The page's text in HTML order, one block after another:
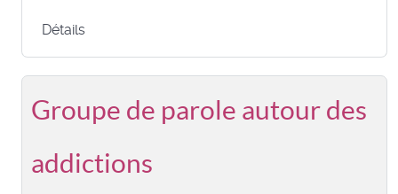
Détails
Groupe de parole autour des
addictions